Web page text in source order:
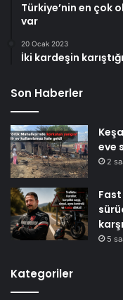
Türkiye’nin en çok
var
20 Ocak 2023
İki kardeşin
Son Haberler
eve
2
Fast
5
Kategoriler